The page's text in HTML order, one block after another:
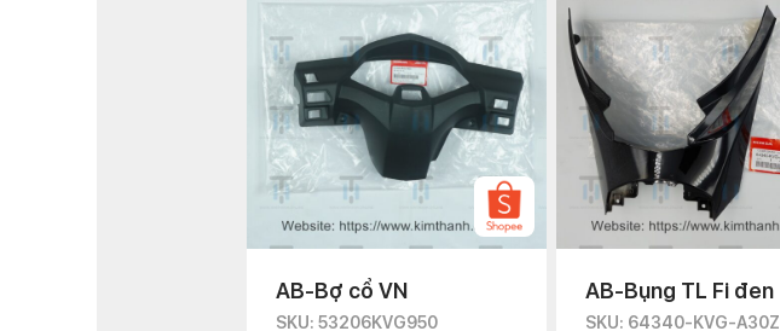
AB-Bợ cổ VN
SKU: 53206KVG950
AB-Bụng TL Fi đen
SKU: 64340-KVG-